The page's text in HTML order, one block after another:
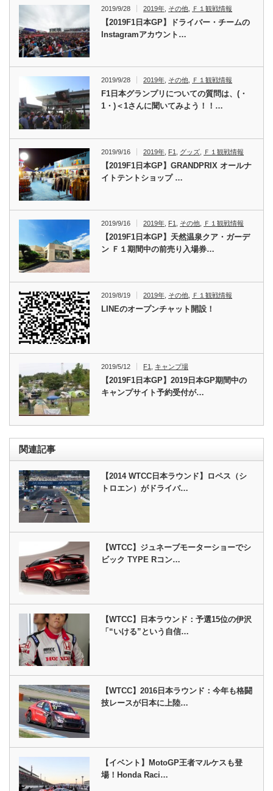
2019/9/28 2019年 その他 Ｆ１観戦情報
【2019F1日本GP】ドライバー・チームの
Instagramアカウント…
2019/9/28 2019年, その他, Ｆ１観戦情報
F1日本グランプリについての質問は、(・
1・)＜1さんに聞いてみよう！！…
2019/9/16 2019年 F1 グッズ Ｆ１観戦情報
【2019F1日本GP】GRANDPRIX オールナ
イトテントショップ …
2019/9/16 2019年 F1 その他 Ｆ１観戦情報
【2019F1日本GP】天然温泉クア・ガーデ
ン Ｆ１期間中の前売り入場券…
2019/8/19 2019年 その他 Ｆ１観戦情報
LINEのオープンチャット開設！
2019/5/12 F1 キャンプ場
【2019F1日本GP】2019日本GP期間中の
キャンプサイト予約受付が…
関連記事
【2014 WTCC日本ラウンド】ロペス（シ
トロエン）がドライバ…
【WTCC】ジュネーブモーターショーでシ
ビック TYPE Rコン…
【WTCC】日本ラウンド：予選15位の伊沢
「“いける”という自信…
【WTCC】2016日本ラウンド：今年も格闘
技レースが日本に上陸…
【イベント】MotoGP王者マルケスも登
場！Honda Raci…